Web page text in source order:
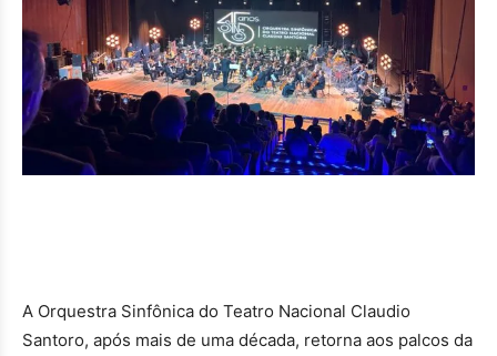
A Orquestra Sinfônica do Teatro Nacional Claudio
Santoro, após mais de uma década, retorna aos palcos da